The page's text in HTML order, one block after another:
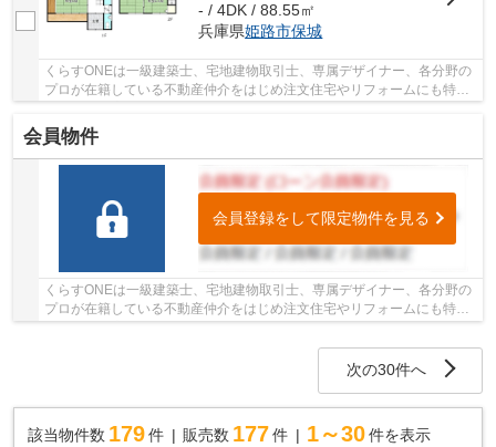
- / 4DK / 88.55㎡
兵庫県姫路市保城
くらすONEは一級建築士、宅地建物取引士、専属デザイナー、各分野の
プロが在籍している不動産仲介をはじめ注文住宅やリフォームにも特化
会員物件
会員登録をして限定物件を見る
くらすONEは一級建築士、宅地建物取引士、専属デザイナー、各分野の
プロが在籍している不動産仲介をはじめ注文住宅やリフォームにも特化
次の30件へ
該当物件数 179件 販売数 177 件 1～30 件を表示